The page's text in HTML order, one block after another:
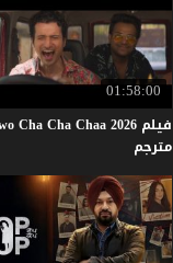
01:58:00
فيلم One Two Cha Cha Chaa 2026
مترجم